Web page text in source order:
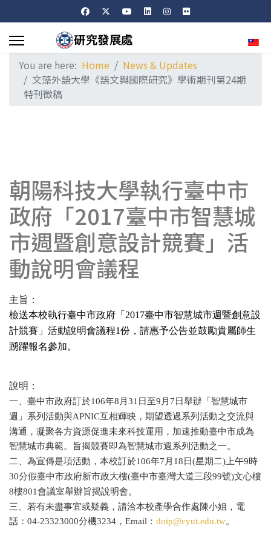
You are here: Home
News & Updates
文藻外語大學《語文與國際研究》學術期刊第24期
特刊徵稿
朝陽科技大學執行臺中市
政府「2017臺中市智慧城
市週暨創意設計競賽」活
動說明會議程
主旨：
檢送本校執行臺中市政府「2017臺中市智慧城市週暨創意設
計競賽」活動說明會議程1份，請惠予公告並鼓勵貴屬師生
踴躍報名參加。
說明：
一、臺中市政府訂於106年8月31 日至9月 7日舉辦「智慧城市
週」系列活動與APNIC互相輝映，期望透過系列活動之交流與
溝通，凝聚各方資源促進未來科技運用，加速推動臺中市成為
智慧城市典範。旨揭競賽即為智慧城市週系列活動之一。
二、為宣傳是項活動，本校訂於106年7月 18日(星期二)上午9時
30分假臺中市政府新市政大樓(臺中市臺灣大道三段99號)文心樓
8樓801會議室舉辦旨揭說明會。
三、若有未盡事宜或疑義，請洽本校產學合作處陳小姐，電
話： 04-23323000分機3234 ， Email ： doip@cyut.edu.tw。